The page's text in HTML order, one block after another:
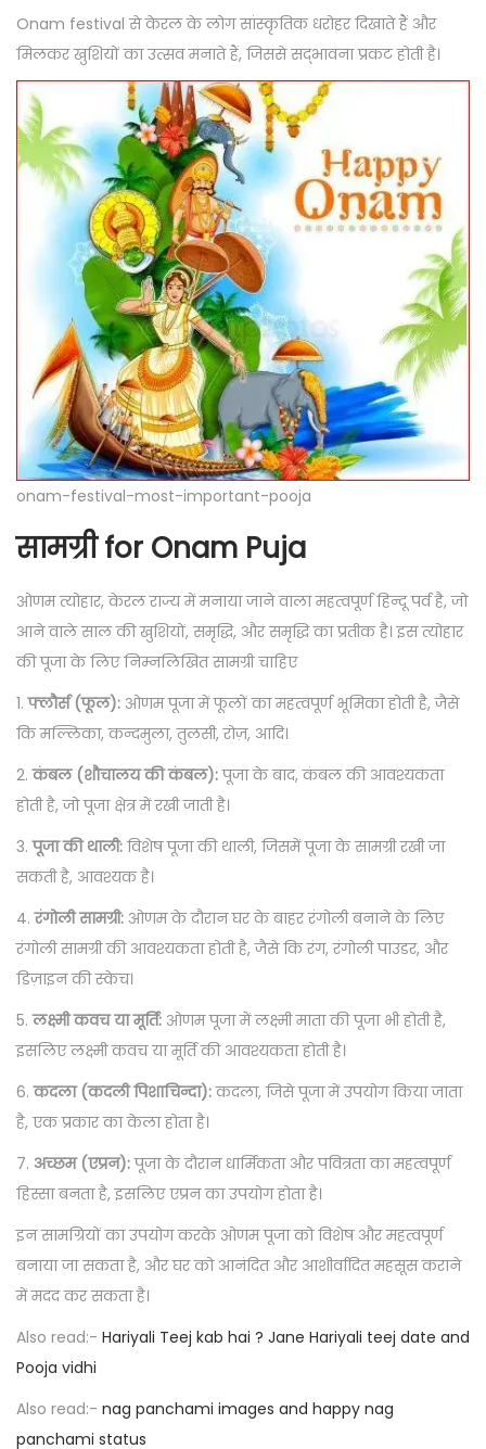
Onam festival से केरल के लोग सांस्कृतिक धरोहर दिखाते हैं और
मिलकर खुशियों का उत्सव मनाते हैं, जिससे सद्भावना प्रकट होती है।
onam-festival-most-important-pooja
सामग्री for Onam Puja
ओणम त्योहार, केरल राज्य में मनाया जाने वाला महत्वपूर्ण हिन्दू पर्व है, जो
आने वाले साल की खुशियों, समृद्धि, और समृद्धि का प्रतीक है। इस त्योहार
की पूजा के लिए निम्नलिखित सामग्री चाहिए
1.फ्लौर्स (फूल): ओणम पूजा में फूलों का महत्वपूर्ण भूमिका होती है, जैसे
कि मल्लिका, कन्दमुला, तुलसी, रोज़, आदि।
2.कंबल (शौचालय की कंबल):पूजा के बाद, कंबल की आवश्यकता
होती है, जो पूजा क्षेत्र में रखी जाती है।
3.पूजा की थाली: विशेष पूजा की थाली, जिसमें पूजा के सामग्री रखी जा
सकती है, आवश्यक है।
4.रंगोली सामग्री: ओणम के दौरान घर के बाहर रंगोली बनाने के लिए
रंगोली सामग्री की आवश्यकता होती है, जैसे कि रंग, रंगोली पाउडर, और
डिज़ाइन की स्केच।
5.लक्ष्मी कवच या मूर्ति: ओणम पूजा में लक्ष्मी माता की पूजा भी होती है,
इसलिए लक्ष्मी कवच या मूर्ति की आवश्यकता होती है।
6.कदला (कदली पिशाचिन्दा):कदला, जिसे पूजा में उपयोग किया जाता
है, एक प्रकार का केला होता है।
7. अच्छम (एप्रन):पूजा के दौरान धार्मिकता और पवित्रता का महत्वपूर्ण
हिस्सा बनता है, इसलिए एप्रन का उपयोग होता है।
इन सामग्रियों का उपयोग करके ओणम पूजा को विशेष और महत्वपूर्ण
बनाया जा सकता है, और घर को आनंदित और आशीर्वादित महसूस कराने
में मदद कर सकता है।
Also read:- Hariyali Teej kab hai ? Jane Hariyali teej date and
Pooja vidhi
Also read:- nag panchami images and happy nag
panchami status